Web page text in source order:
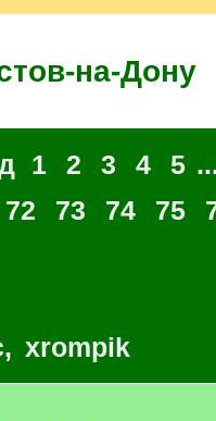
на-Дону
1 2 3 4 5
72 73 74 75
, xrompik